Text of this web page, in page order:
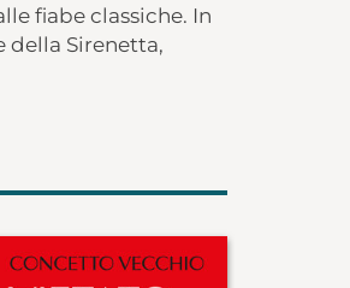
fiabe classiche. In
della Sirenetta,